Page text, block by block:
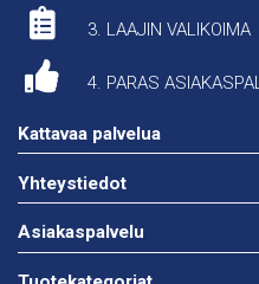
3. LAAJIN VALIKOIMA
4. PARAS
Kattavaa palvelua
Yhteystiedot
Asiakaspalvelu